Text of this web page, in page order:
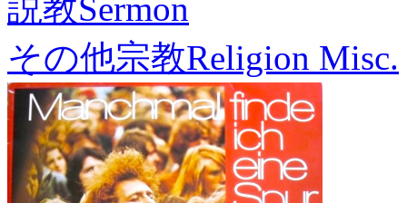
説教Sermon
その他宗教Religion Misc.